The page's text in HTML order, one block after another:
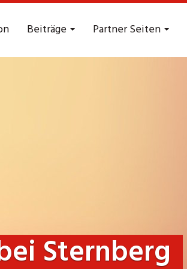
Beiträge Partner Seiten
Sternberg